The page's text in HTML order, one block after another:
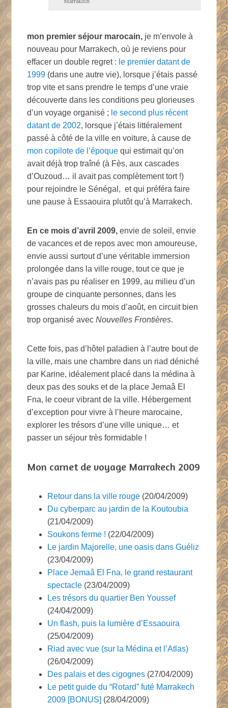
mon premier séjour marocain, je m’envole à
nouveau pour Marrakech, où je reviens pour
effacer un double regret : le premier datant de
1999 (dans une autre vie), lorsque j’étais passé
trop vite et sans prendre le temps d’une vraie
découverte dans les conditions peu glorieuses
d’un voyage organisé ; le second plus récent
datant de 2002, lorsque j’étais littéralement
passé à côté de la ville en voiture, à cause de
mon copilote de l’époque qui estimait qu’on
avait déjà trop traîné (à Fès, aux cascades
d’Ouzoud… il avait pas complètement tort !)
pour rejoindre le Sénégal, et qui préféra faire
une pause à Essaouira plutôt qu’à Marrakech.
En ce mois d’avril 2009, envie de soleil, envie
de vacances et de repos avec mon amoureuse,
envie aussi surtout d’une véritable immersion
prolongée dans la ville rouge, tout ce que je
n’avais pas pu réaliser en 1999, au milieu d’un
groupe de cinquante personnes, dans les
grosses chaleurs du mois d’août, en circuit bien
trop organisé avecNouvelles Frontières.
Cette fois, pas d’hôtel paladien à l’autre bout de
la ville, mais une chambre dans un riad déniché
par Karine, idéalement placé dans la médina à
deux pas des souks et de la place Jemaâ El
Fna, le coeur vibrant de la ville. Hébergement
d’exception pour vivre à l’heure marocaine,
explorer les trésors d’une ville unique… et
passer un séjour très formidable !
Mon carnet de voyage Marrakech 2009
Retour dans la ville rouge (20/04/2009)
Du cyberparc au jardin de la Koutoubia
(21/04/2009)
Soukons ferme ! (22/04/2009)
Le jardin Majorelle, une oasis dans Guéliz
(23/04/2009)
Place Jemaâ El Fna, le grand restaurant
spectacle (23/04/2009)
Les trésors du quartier Ben Youssef
(24/04/2009)
Un flash, puis la lumière d’Essaouira
(25/04/2009)
Riad avec vue (sur la Médina et l’Atlas)
(26/04/2009)
Des palais et des cigognes (27/04/2009)
Le petit guide du “Rotard” futé Marrakech
2009 [BONUS] (28/04/2009)